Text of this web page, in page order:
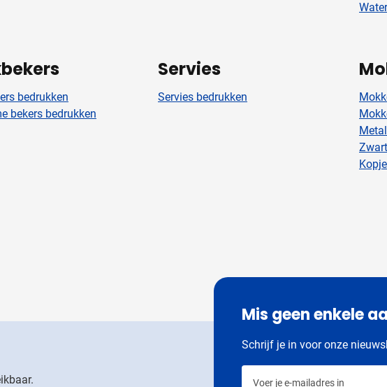
bedrukken
bekers bedrukken
Servies
Servies bedrukken
Mis geen enkele
Schrijf je in voor onze